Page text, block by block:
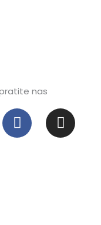
nas
F
a
c
I
n
s